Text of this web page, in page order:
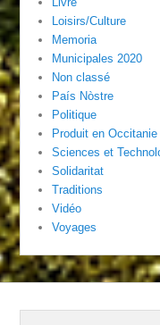
Loisirs/Culture
Memoria
Municipales 2020
Non classé
País Nòstre
Politique
Produit en Occitanie
Sciences et
Solidaritat
Traditions
Vidéo
Voyages